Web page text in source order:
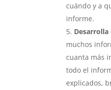
cuándo y a
informe.
muchos
cuanta más
todo el
explicados,